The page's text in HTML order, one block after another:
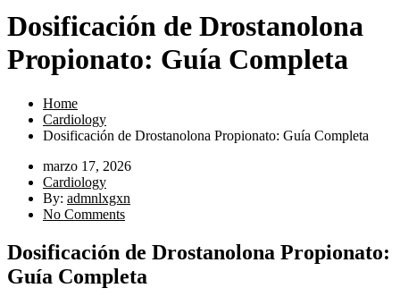
Dosificación de Drostanolona
Propionato: Guía Completa
Home
Cardiology
Dosificación de Drostanolona Propionato: Guía Completa
marzo 17, 2026
Cardiology
By: admnlxgxn
No Comments
Dosificación de Drostanolona Propionato:
Guía Completa